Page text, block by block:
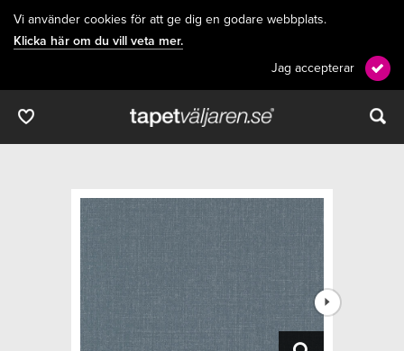
Vi använder cookies för att ge dig en godare webbplats.
Klicka här om du vill veta mer.
Jag accepterar